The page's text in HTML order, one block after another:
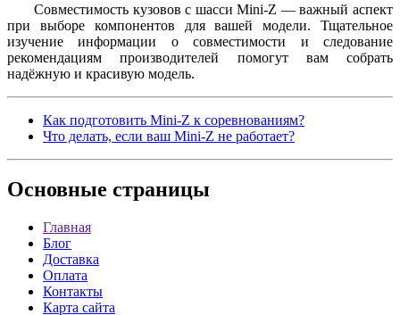
Совместимость кузовов с шасси Mini-Z — важный аспект
при выборе компонентов для вашей модели. Тщательное
изучение информации о совместимости и следование
рекомендациям производителей помогут вам собрать
надёжную и красивую модель.
Как подготовить Mini-Z к соревнованиям?
Что делать, если ваш Mini-Z не работает?
Основные страницы
Главная
Блог
Доставка
Оплата
Контакты
Карта сайта